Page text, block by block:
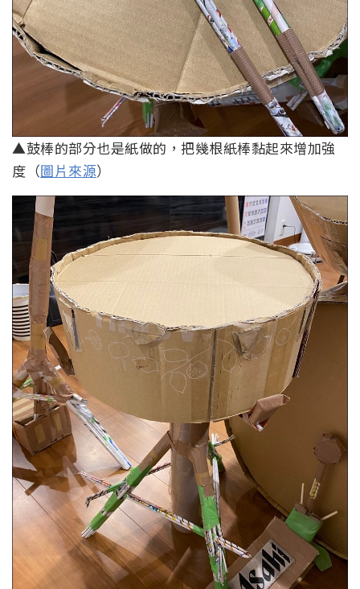
▲鼓棒的部分也是紙做的，把幾根紙棒黏起來增加強
度（圖片來源）